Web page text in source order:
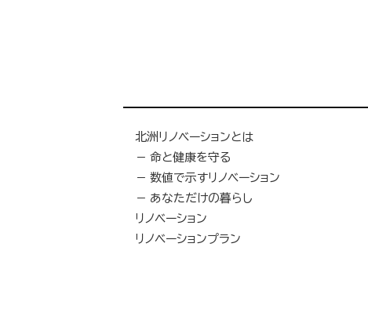
北洲リノベーションとは
命と健康を守る
数値で示すリノベーション
あなただけの暮らし
リノベーション
リノベーションプラン